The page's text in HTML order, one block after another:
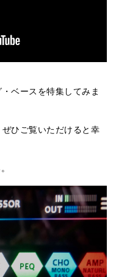
ベースを特集してみま
ひご覧いただけると幸